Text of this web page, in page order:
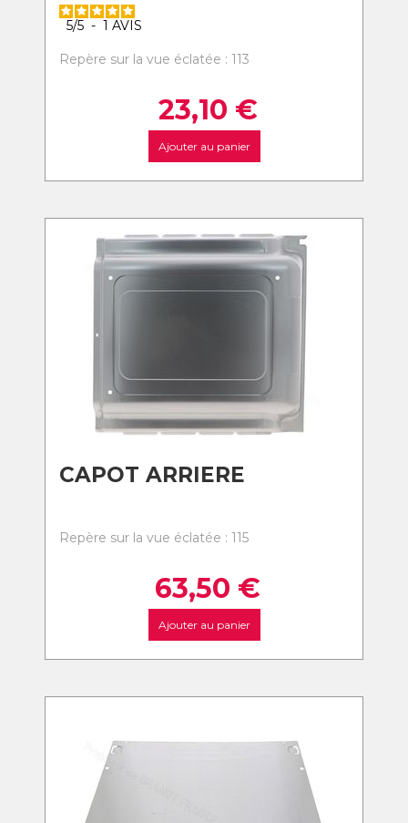
5/5 - 1 AVIS
Repère sur la vue éclatée : 113
23,10 €
Ajouter au panier
CAPOT ARRIERE
Repère sur la vue éclatée : 115
63,50 €
Ajouter au panier